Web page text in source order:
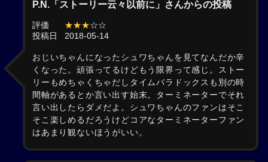
P.N.「ストーリー云々以前に」さんからの投稿
評価 ★★★☆☆
投稿日
2018-05-14
おじいちゃんになったシュワちゃんを見てなんだか辛
くなった。頑張ってるけどもう限界って感じ。ストー
リーもめちゃくちゃだしタイムパラドックスも別の時
間軸があるとか言い出す始末。ターミネーターでそれ
言い出したらダメだよ。シュワちゃんのファンはそこ
そこ楽しめるだろうけどコアなターミネーターファン
はあまり観ないほうがいい。